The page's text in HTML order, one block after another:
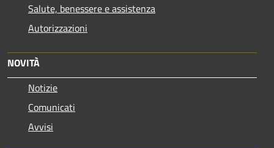
Salute, benessere e assistenza
Autorizzazioni
NOVITÀ
Notizie
Comunicati
Avvisi